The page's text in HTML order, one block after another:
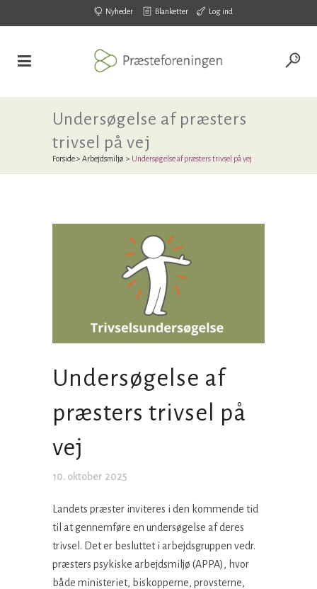
Nyheder Blanketter Log ind
Undersøgelse af præsters
trivsel på vej
Forside> Arbejdsmiljø > Undersøgelse af præsters trivsel på vej
Undersøgelse af
præsters trivsel på
vej
10. oktober 2025
Landets præster inviteres i den kommende tid
til at gennemføre en undersøgelse af deres
trivsel. Det er besluttet i arbejdsgruppen vedr.
præsters psykiske arbejdsmiljø (APPA), hvor
både ministeriet, biskopperne, provsterne,